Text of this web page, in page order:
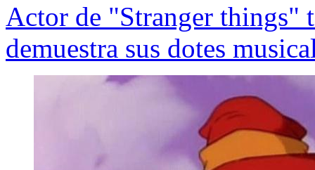
Actor de "Stranger things"
demuestra sus dotes